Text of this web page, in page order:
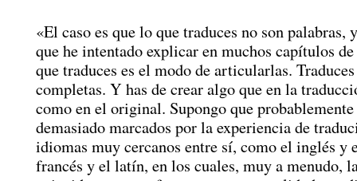
«El caso es que lo que traduces no son palabras,
que he intentado explicar en muchos capítulos
que traduces es el modo de articularlas.
completas. Y has de crear algo que en la
como en el original. Supongo que probablemente
demasiado marcados por la experiencia de
idiomas muy cercanos entre sí, como el inglés y
francés y el latín, en los cuales, muy a menudo,